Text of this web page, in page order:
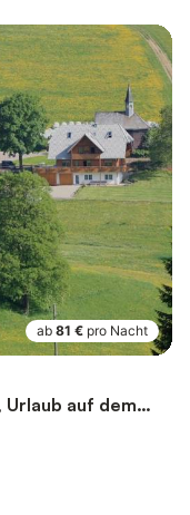
ab 81 € pro Nacht
auf dem